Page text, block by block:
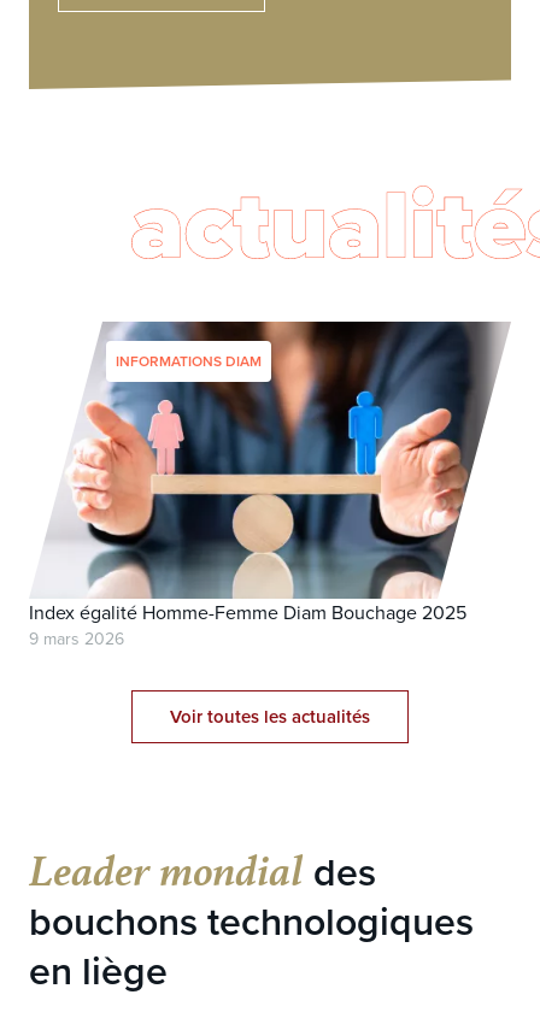
INFORMATIONS DIAM
Index égalité Homme-Femme Diam Bouchage 2025
9 mars 2026
Voir toutes les actualités
Leader mondial des
bouchons technologiques
en liège